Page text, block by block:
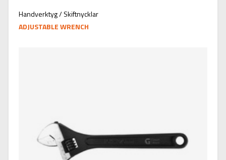
Handverktyg / Skiftnycklar
ADJUSTABLE WRENCH